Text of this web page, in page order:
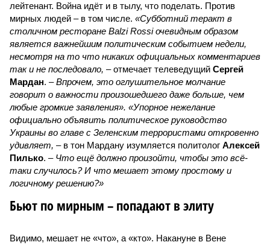
лейтенант. Война идёт и в тылу, что поделать. Против
мирных людей – в том числе. «Субботний теракт в
столичном ресторане Balzi Rossi очевидным образом
является важнейшим политическим событием недели,
несмотря на то что никаких официальных комментариев
так и не последовало, – отмечает телеведущий Сергей
Мардан. –Впрочем, это оглушительное молчание
говорит о важности произошедшего даже больше, чем
любые громкие заявления». «Упорное нежелание
официально объявить политическое руководство
Украины во главе с Зеленским террористами откровенно
удивляет, – в тон Мардану изумляется политолог Алексей
Пилько. – Что ещё должно произойти, чтобы это всё-
таки случилось? И что мешает этому простому и
логичному решению?»
Бьют по мирным – попадают в элиту
Видимо, мешает не «что», а «кто». Накануне в Вене